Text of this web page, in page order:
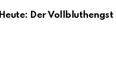
Heute: Der Vollbluthengst